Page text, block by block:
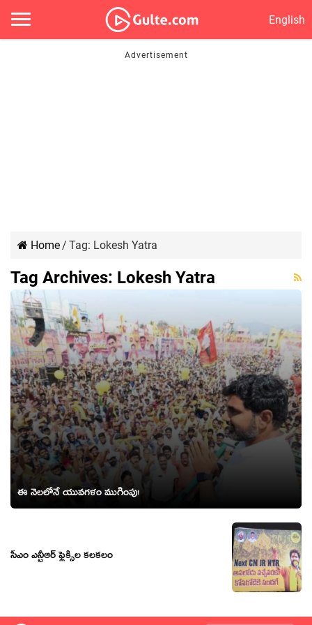
English
Home/ Tag: Lokesh Yatra
Tag Archives: Lokesh Yatra
ఈ నెలలోనే యువ‌గ‌ళం ముగింపు!
సీఎం ఎన్టీఆర్ ఫ్లెక్సీల కలకలం